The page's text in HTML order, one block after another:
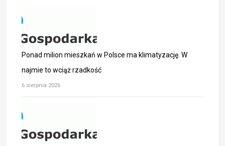
Ponad milion mieszkań w Polsce ma klimatyzację. W
najmie to wciąż rzadkość
6 sierpnia 2026